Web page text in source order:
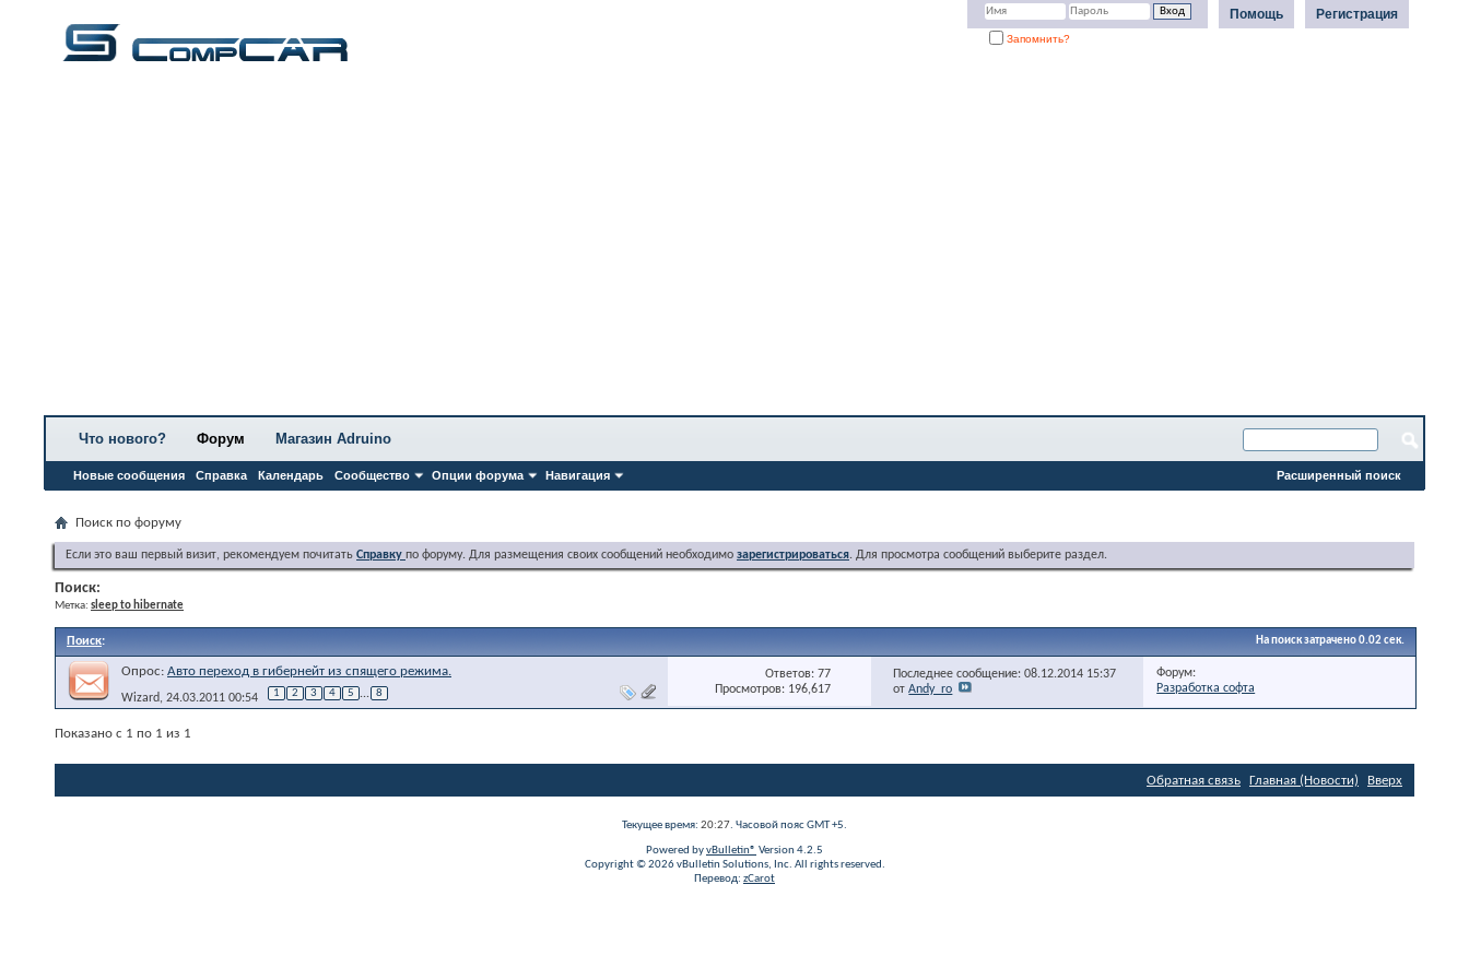
Регистрация
Помощь
Запомнить?
Что нового? Форум
Новые сообщения Справка Календарь Сообщество Опции форума Навигация
Магазин Adruino
Расширенный поиск
Поиск по форуму
Если это ваш первый визит, рекомендуем почитать Справку по форуму. Для размещения своих сообщений необходимо зарегистрироваться. Для просмотра сообщений выберите раздел.
Поиск:
Метка: sleep to hibernate
Поиск: На поиск затрачено0.02сек.
Опрос: Авто переход в гибернейт из спящего режима.
Wizard, 24.03.2011 00:54 1 2 3 4 5 ... 8
Ответов: 77
Просмотров: 196,617
Последнее сообщение: 08.12.2014 15:37
отAndy_ro
Форум:
Разработка софта
Показано с 1 по 1 из 1
Обратная связь Главная (Новости) Вверх
Текущее время: 20:27. Часовой пояс GMT +5.
Powered byvBulletin® Version 4.2.5
Copyright © 2026 vBulletin Solutions, Inc. All rights reserved.
Перевод: zCarot